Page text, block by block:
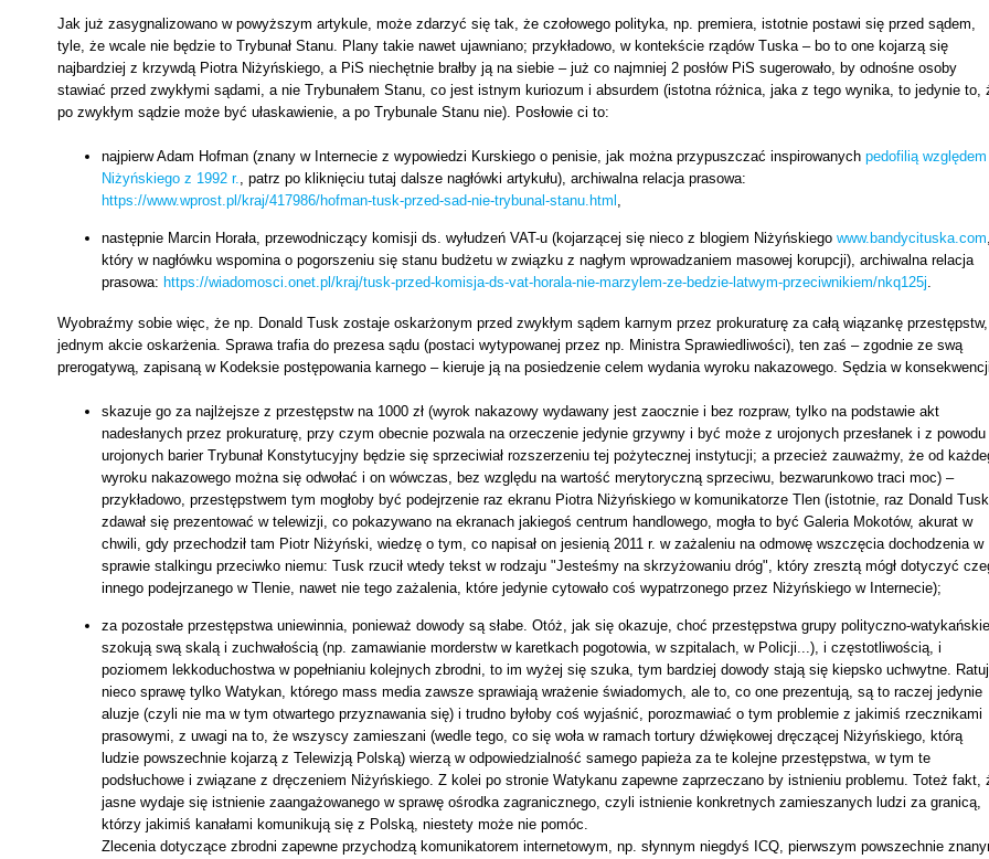
Jak już zasygnalizowano w powyższym artykule, może zdarzyć się tak, że czołowego polityka, np. premiera, istotnie postawi się przed sądem,
tyle, że wcale nie będzie to Trybunał Stanu. Plany takie nawet ujawniano; przykładowo, w kontekście rządów Tuska – bo to one kojarzą się
najbardziej z krzywdą Piotra Niżyńskiego, a PiS niechętnie brałby ją na siebie – już co najmniej 2 posłów PiS sugerowało, by odnośne osoby
stawiać przed zwykłymi sądami, a nie Trybunałem Stanu, co jest istnym kuriozum i absurdem (istotna różnica, jaka z tego wynika, to jedynie to,
po zwykłym sądzie może być ułaskawienie, a po Trybunale Stanu nie). Posłowie ci to:
najpierw Adam Hofman (znany w Internecie z wypowiedzi Kurskiego o penisie, jak można przypuszczać inspirowanych pedofilią względem
Niżyńskiego z 1992 r., patrz po kliknięciu tutaj dalsze nagłówki artykułu), archiwalna relacja prasowa:
https://www.wprost.pl/kraj/417986/hofman-tusk-przed-sad-nie-trybunal-stanu.html ,
następnie Marcin Horała, przewodniczący komisji ds. wyłudzeń VAT-u (kojarzącej się nieco z blogiem Niżyńskiego www.bandycituska.com,
który w nagłówku wspomina o pogorszeniu się stanu budżetu w związku z nagłym wprowadzaniem masowej korupcji), archiwalna relacja
prasowa: https://wiadomosci.onet.pl/kraj/tusk-przed-komisja-ds-vat-horala-nie-marzylem-ze-bedzie-latwym-przeciwnikiem/nkq125j.
Wyobraźmy sobie więc, że np. Donald Tusk zostaje oskarżonym przed zwykłym sądem karnym przez prokuraturę za całą wiązankę
jednym akcie oskarżenia. Sprawa trafia do prezesa sądu (postaci wytypowanej przez np. Ministra Sprawiedliwości), ten zaś – zgodnie ze swą
prerogatywą, zapisaną w Kodeksie postępowania karnego – kieruje ją na posiedzenie celem wydania wyroku nakazowego. Sędzia w
skazuje go za najlżejsze z przestępstw na 1000 zł (wyrok nakazowy wydawany jest zaocznie i bez rozpraw, tylko na podstawie akt
nadesłanych przez prokuraturę, przy czym obecnie pozwala na orzeczenie jedynie grzywny i być może z urojonych przesłanek i z powodu
urojonych barier Trybunał Konstytucyjny będzie się sprzeciwiał rozszerzeniu tej pożytecznej instytucji; a przecież zauważmy, że od
wyroku nakazowego można się odwołać i on wówczas, bez względu na wartość merytoryczną sprzeciwu, bezwarunkowo traci moc) –
przykładowo, przestępstwem tym mogłoby być podejrzenie raz ekranu Piotra Niżyńskiego w komunikatorze Tlen (istotnie, raz Donald Tusk
zdawał się prezentować w telewizji, co pokazywano na ekranach jakiegoś centrum handlowego, mogła to być Galeria Mokotów, akurat w
chwili, gdy przechodził tam Piotr Niżyński, wiedzę o tym, co napisał on jesienią 2011 r. w zażaleniu na odmowę wszczęcia dochodzenia w
sprawie stalkingu przeciwko niemu: Tusk rzucił wtedy tekst w rodzaju "Jesteśmy na skrzyżowaniu dróg", który zresztą mógł dotyczyć
innego podejrzanego w Tlenie, nawet nie tego zażalenia, które jedynie cytowało coś wypatrzonego przez Niżyńskiego w Internecie);
za pozostałe przestępstwa uniewinnia, ponieważ dowody są słabe. Otóż, jak się okazuje, choć przestępstwa grupy polityczno-
szokują swą skalą i zuchwałością (np. zamawianie morderstw w karetkach pogotowia, w szpitalach, w Policji...), i częstotliwością, i
poziomem lekkoduchostwa w popełnianiu kolejnych zbrodni, to im wyżej się szuka, tym bardziej dowody stają się kiepsko uchwytne.
nieco sprawę tylko Watykan, którego mass media zawsze sprawiają wrażenie świadomych, ale to, co one prezentują, są to raczej jedynie
aluzje (czyli nie ma w tym otwartego przyznawania się) i trudno byłoby coś wyjaśnić, porozmawiać o tym problemie z jakimiś rzecznikami
prasowymi, z uwagi na to, że wszyscy zamieszani (wedle tego, co się woła w ramach tortury dźwiękowej dręczącej Niżyńskiego, którą
ludzie powszechnie kojarzą z Telewizją Polską) wierzą w odpowiedzialność samego papieża za te kolejne przestępstwa, w tym te
podsłuchowe i związane z dręczeniem Niżyńskiego. Z kolei po stronie Watykanu zapewne zaprzeczano by istnieniu problemu. Toteż fakt,
jasne wydaje się istnienie zaangażowanego w sprawę ośrodka zagranicznego, czyli istnienie konkretnych zamieszanych ludzi za granicą,
którzy jakimiś kanałami komunikują się z Polską, niestety może nie pomóc.
Zlecenia dotyczące zbrodni zapewne przychodzą komunikatorem internetowym, np. słynnym niegdyś ICQ, pierwszym powszechnie